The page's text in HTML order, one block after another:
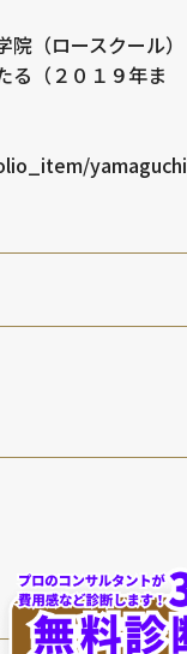
（ロースクール）
る（２０１９年ま
yamaguchi